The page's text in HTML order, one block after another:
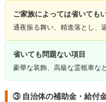
ご家族によっては省いても
通夜振る舞い、精進落とし、
省いても問題ない項目
豪華な装飾、高級な霊柩車な
③ 自治体の補助金・給付